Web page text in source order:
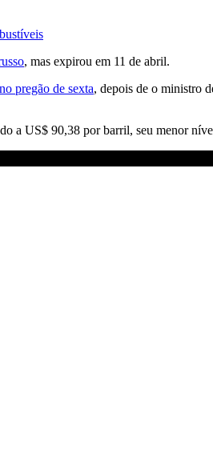
, mas expirou em 11 de abril.
pregão de sexta, depois de o ministro
a US$ 90,38 por barril, seu menor